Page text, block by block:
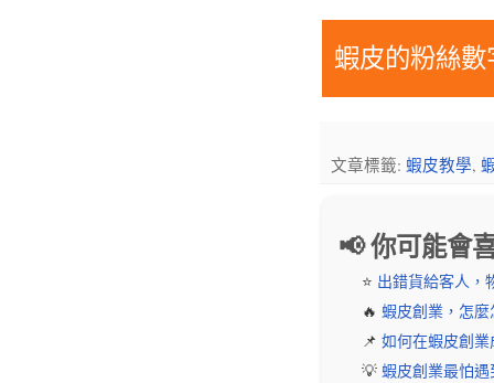
蝦皮的粉絲
文章標籤:蝦皮教學,
📢 你可能會
⭐️ 出錯貨給客人，
🔥 蝦皮創業，怎
📌 如何在蝦皮創
💡 蝦皮創業最怕